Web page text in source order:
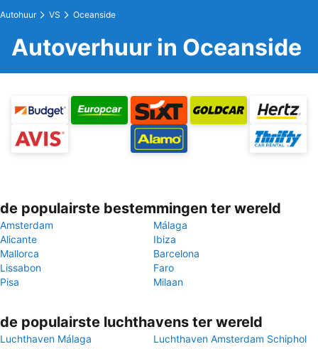
Autohuur VS Oceanside
Autoverhuur in Oceanside
de populairste bestemmingen ter wereld
Amsterdam
Málaga
Alicante
Ibiza
Mallorca
Barcelona
Lissabon
Faro
Pisa
Milaan
de populairste luchthavens ter wereld
Luchthaven Málaga
Luchthaven Amsterdam Schiphol